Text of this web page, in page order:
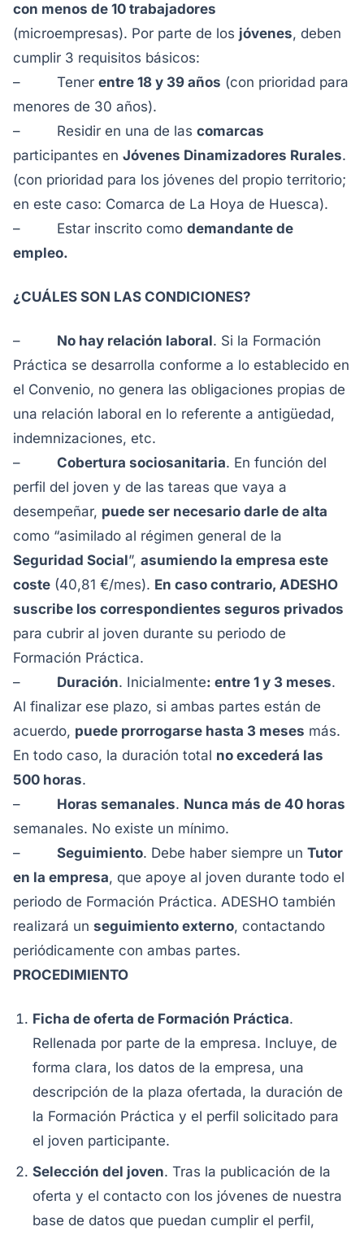
con menos de 10 trabajadores
(microempresas). Por parte de los jóvenes, deben
cumplir 3 requisitos básicos:
– Tener entre 18 y 39 años (con prioridad para
menores de 30 años).
– Residir en una de las comarcas
participantes en Jóvenes Dinamizadores Rurales.
(con prioridad para los jóvenes del propio territorio;
en este caso: Comarca de La Hoya de Huesca).
– Estar inscrito como demandante de
empleo.
¿CUÁLES SON LAS CONDICIONES?
– No hay relación laboral. Si la Formación
Práctica se desarrolla conforme a lo establecido en
el Convenio, no genera las obligaciones propias de
una relación laboral en lo referente a antigüedad,
indemnizaciones, etc.
– Cobertura sociosanitaria. En función del
perfil del joven y de las tareas que vaya a
desempeñar, puede ser necesario darle de alta
como “asimilado al régimen general de la
Seguridad Social”, asumiendo la empresa este
coste (40,81 €/mes). En caso contrario, ADESHO
suscribe los correspondientes seguros privados
para cubrir al joven durante su periodo de
Formación Práctica.
– Duración. Inicialmente: entre 1 y 3 meses.
Al finalizar ese plazo, si ambas partes están de
acuerdo, puede prorrogarse hasta 3 meses más.
En todo caso, la duración total no excederá las
500 horas.
– Horas semanales. Nunca más de 40 horas
semanales. No existe un mínimo.
– Seguimiento. Debe haber siempre un Tutor
en la empresa, que apoye al joven durante todo el
periodo de Formación Práctica. ADESHO también
realizará un seguimiento externo, contactando
periódicamente con ambas partes.
PROCEDIMIENTO
Ficha de oferta de Formación Práctica.
Rellenada por parte de la empresa. Incluye, de
forma clara, los datos de la empresa, una
descripción de la plaza ofertada, la duración de
la Formación Práctica y el perfil solicitado para
el joven participante.
Selección del joven. Tras la publicación de la
oferta y el contacto con los jóvenes de nuestra
base de datos que puedan cumplir el perfil,